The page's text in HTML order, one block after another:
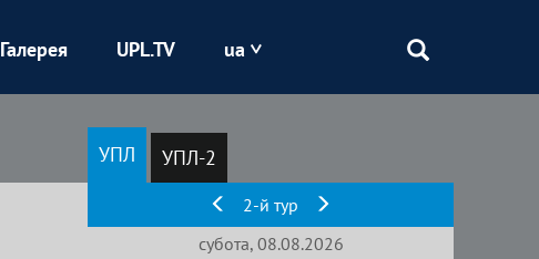
Кривбас
Оболонь
Галерея UPL.TV ua
УПЛ УПЛ-2
2-й тур
субота, 08.08.2026